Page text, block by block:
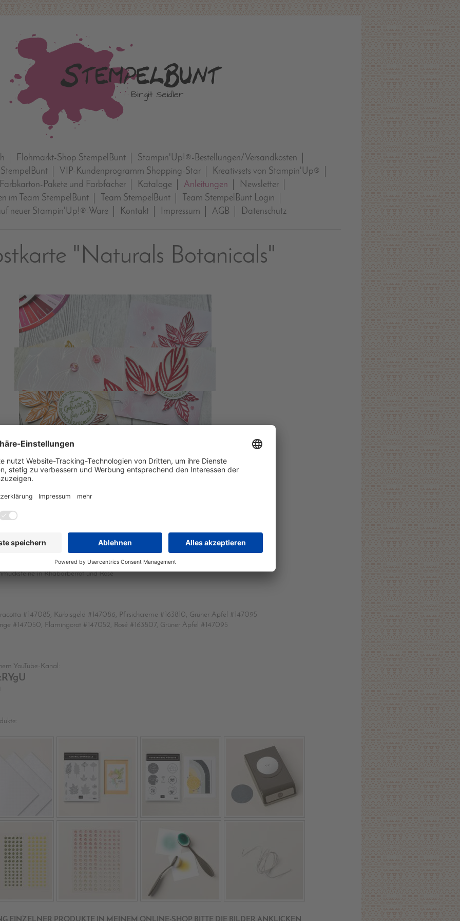
Flohmarkt-Shop StempelBunt
Stampin'Up!®-Bestellungen/Versandkosten
VIP-Kundenprogramm Shopping-Star
Kreativsets von Stampin'Up®
Pakete und Farbfächer
Kataloge Anleitungen
Newsletter
im Team StempelBunt
Team StempelBunt
Team StempelBunt Login
neuer Stampin'Up!®-Ware
Kontakt Impressum AGB Datenschutz
"Naturals Botanicals"
langen Seite bei 10,5cm
Reststück
Designs
in Rhabarberrot und Rosé
#147085, Kürbisgeld #147086, Pfirsichcreme #163810, Grüner Apfel #147095
#147050, Flamingorot #147052, Rosé #163807, Grüner Apfel #147095
YouTube-Kanal: